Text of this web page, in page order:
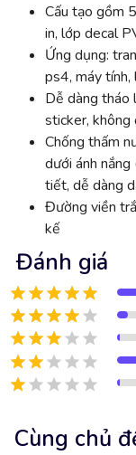
Cấu tạo gồm
in, lớp decal
Ứng dụng:
ps4, máy tính,
Dễ dàng tháo
sticker,
Chống thấm
dưới ánh
tiết, dễ dàng
Đường viền
kế
Đánh giá
Cùng chủ